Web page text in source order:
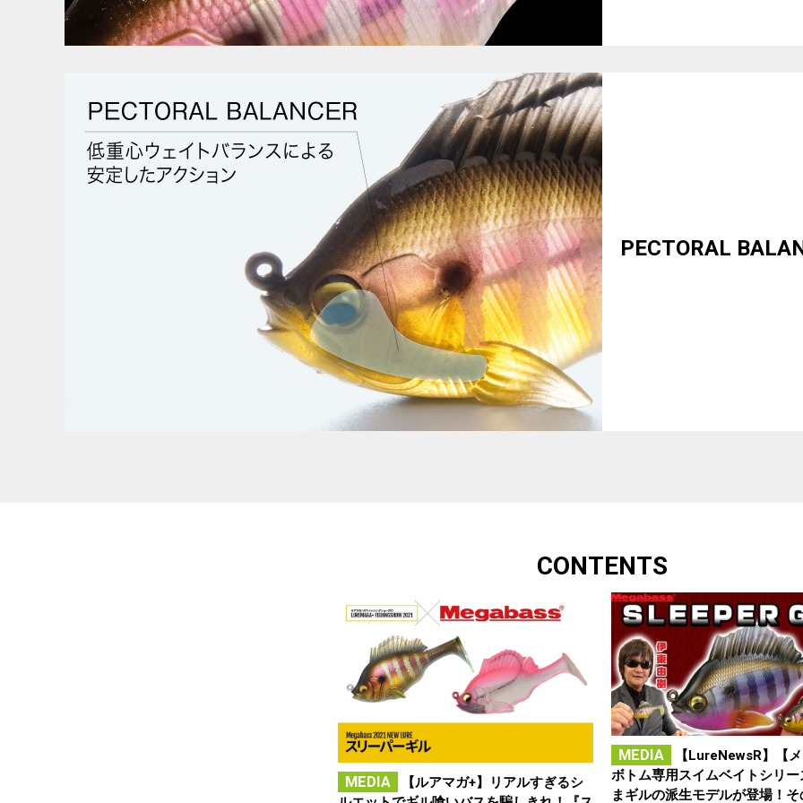
PECTORAL
CONTENTS
MEDIA
【ルアマガ+】リアルすぎるシ
MEDIA
【LureNewsR】【
ボトム専用スイムベイトシリ
まギルの派生モデルが登場！